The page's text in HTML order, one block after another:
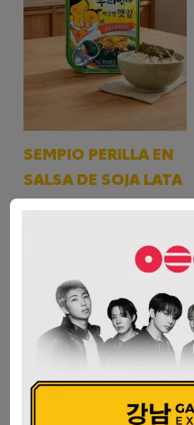
SEMPIO PERILLA EN
SALSA DE SOJA LATA
$9.000
AÑADIR AL CARRITO